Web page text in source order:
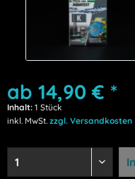
ab 14,90 € *
Inhalt: 1 Stück
inkl. MwSt. zzgl. Versandkosten